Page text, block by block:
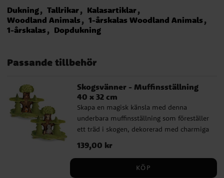
Dukning Tallrikar
Kalasartiklar
Woodland Animals
1-årskalas Woodland Animals
1-årskalas
Dopdukning
Passande tillbehör
Skogsvänner - Muffinsställning
40 x 32 cm
Skapa en magisk känsla med denna
underbara muffinsställning som föreställer
ett träd i skogen, dekorerad med charmiga
små skogsdjur både på fram- och
baksidan. Den passar bland annat perfekt
för ett kalas med skogsdjurstema och är
tillverkad av stabil papp med en storlek på
Pris :139,00 kr
139,00 kr
KÖP